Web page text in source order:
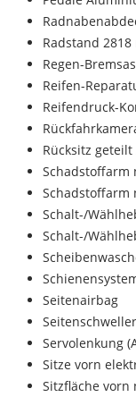
Radstand 2818
Regen-
Reifen-
Reifendruck-
Rücksitz
Schadstoffarm
Schadstoffarm
Schalt-/
Schalt-/
Seitenairbag
Servolenkung
Sitze vorn
Sitzfläche